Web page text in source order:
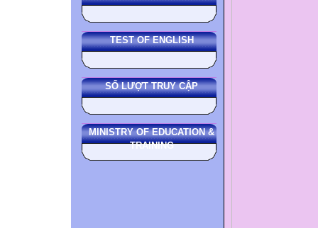
TEST OF ENGLISH
SỐ LƯỢT TRUY CẬP
MINISTRY OF EDUCATION &
TRAINING